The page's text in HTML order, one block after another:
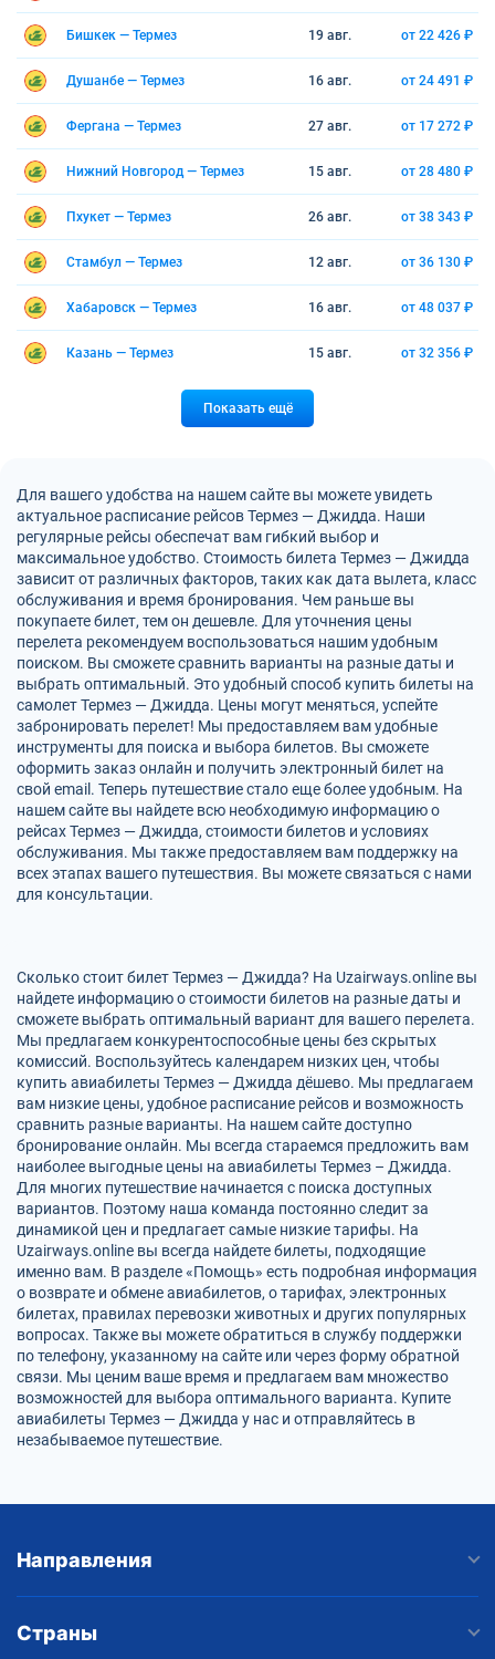
Бишкек — Термез 19 авг. от 22 426 ₽
Душанбе — Термез 16 авг. от 24 491 ₽
Фергана — Термез 27 авг. от 17 272 ₽
Нижний Новгород — Термез 15 авг. от 28 480 ₽
Пхукет — Термез 26 авг. от 38 343 ₽
Стамбул — Термез 12 авг. от 36 130 ₽
Хабаровск — Термез 16 авг. от 48 037 ₽
Казань — Термез 15 авг. от 32 356 ₽
Показать ещё
Для вашего удобства на нашем сайте вы можете увидеть
актуальное расписание рейсов Термез — Джидда. Наши
регулярные рейсы обеспечат вам гибкий выбор и
максимальное удобство. Стоимость билета Термез — Джидда
зависит от различных факторов, таких как дата вылета, класс
обслуживания и время бронирования. Чем раньше вы
покупаете билет, тем он дешевле. Для уточнения цены
перелета рекомендуем воспользоваться нашим удобным
поиском. Вы сможете сравнить варианты на разные даты и
выбрать оптимальный. Это удобный способ купить билеты на
самолет Термез — Джидда. Цены могут меняться, успейте
забронировать перелет! Мы предоставляем вам удобные
инструменты для поиска и выбора билетов. Вы сможете
оформить заказ онлайн и получить электронный билет на
свой email. Теперь путешествие стало еще более удобным. На
нашем сайте вы найдете всю необходимую информацию о
рейсах Термез — Джидда, стоимости билетов и условиях
обслуживания. Мы также предоставляем вам поддержку на
всех этапах вашего путешествия. Вы можете связаться с нами
для консультации.
Сколько стоит билет Термез — Джидда? На Uzairways.online вы
найдете информацию о стоимости билетов на разные даты и
сможете выбрать оптимальный вариант для вашего перелета.
Мы предлагаем конкурентоспособные цены без скрытых
комиссий. Воспользуйтесь календарем низких цен, чтобы
купить авиабилеты Термез — Джидда дёшево. Мы предлагаем
вам низкие цены, удобное расписание рейсов и возможность
сравнить разные варианты. На нашем сайте доступно
бронирование онлайн. Мы всегда стараемся предложить вам
наиболее выгодные цены на авиабилеты Термез – Джидда.
Для многих путешествие начинается с поиска доступных
вариантов. Поэтому наша команда постоянно следит за
динамикой цен и предлагает самые низкие тарифы. На
Uzairways.online вы всегда найдете билеты, подходящие
именно вам. В разделе «Помощь» есть подробная информация
о возврате и обмене авиабилетов, о тарифах, электронных
билетах, правилах перевозки животных и других популярных
вопросах. Также вы можете обратиться в службу поддержки
по телефону, указанному на сайте или через форму обратной
связи. Мы ценим ваше время и предлагаем вам множество
возможностей для выбора оптимального варианта. Купите
авиабилеты Термез — Джидда у нас и отправляйтесь в
незабываемое путешествие.
Направления
Страны